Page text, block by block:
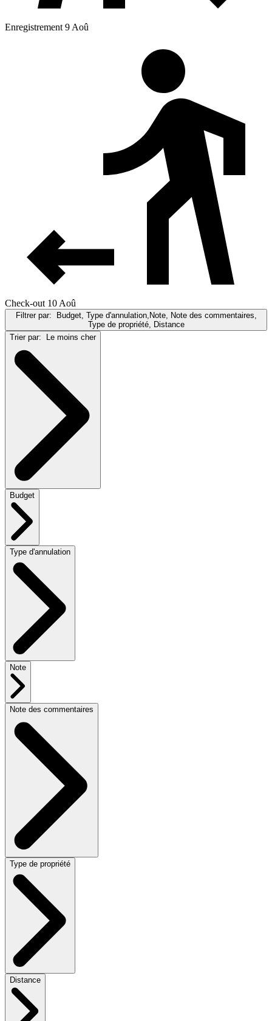
Enregistrement 9 Aoû
Check-out 10 Aoû
Filtrer par: Budget, Type d'annulation,Note, Note des commentaires,
Type de propriété, Distance
Trier par: Le moins cher
Budget
Type d'annulation
Note
Note des commentaires
Type de propriété
Distance